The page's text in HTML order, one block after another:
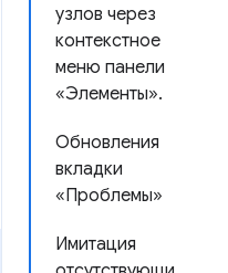
узлов через
контекстное
меню панели
«Элементы».
Обновления
вкладки
«Проблемы»
Имитация